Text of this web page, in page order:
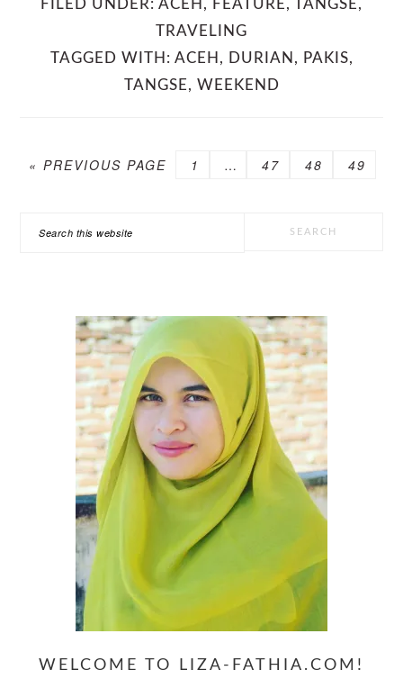
FILED UNDER: ACEH , FEATURE, TANGSE,
TRAVELING
TAGGED WITH: ACEH , DURIAN , PAKIS,
TANGSE, WEEKEND
«GO
PREVIOUS PAGE PAGE
1
Interim
… PAGE
47 PAGE
48 PAGE
49
Search
WELCOME TO LIZA-FATHIA.COM!